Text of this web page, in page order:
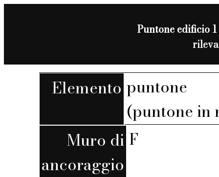
Puntone edificio
Elemento puntone
(puntone in
Muro di
ancoraggio
F